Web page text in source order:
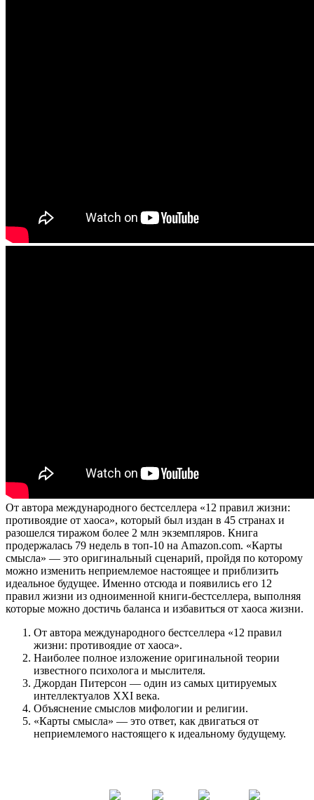
От автора международного бестселлера «12 правил жизни:
противоядие от хаоса», который был издан в 45 странах и
разошелся тиражом более 2 млн экземпляров. Книга
продержалась 79 недель в топ-10 на Amazon.com. «Карты
смысла» — это оригинальный сценарий, пройдя по которому
можно изменить неприемлемое настоящее и приблизить
идеальное будущее. Именно отсюда и появились его 12
правил жизни из одноименной книги-бестселлера, выполняя
которые можно достичь баланса и избавиться от хаоса жизни.
От автора международного бестселлера «12 правил
жизни: противоядие от хаоса».
Наиболее полное изложение оригинальной теории
известного психолога и мыслителя.
Джордан Питерсон — один из самых цитируемых
интеллектуалов XXI века.
Объяснение смыслов мифологии и религии.
«Карты смысла» — это ответ, как двигаться от
неприемлемого настоящего к идеальному будущему.